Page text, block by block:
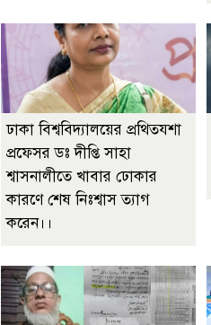
ঢাকা বিশ্ববিদ্যালয়ের প্রথিতযশা
প্রফেসর ডঃ দীপ্তি সাহা
শ্বাসনালীতে খাবার ঢোকার
কারণে শেষ নিঃশ্বাস ত্যাগ
করেন।।